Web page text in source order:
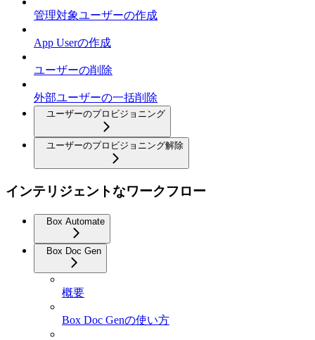
管理対象ユーザーの作成
App Userの作成
ユーザーの削除
外部ユーザーの一括削除
ユーザーのプロビジョニング
ユーザーのプロビジョニング解除
インテリジェントなワークフロー
Box Automate
Box Doc Gen
概要
Box Doc Genの使い方